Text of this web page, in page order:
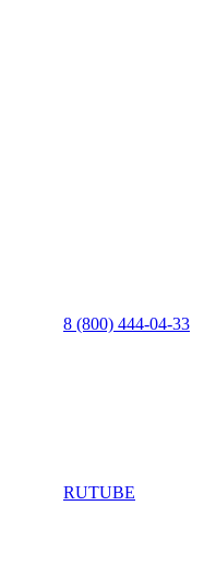
8 (800) 444-04-33
RUTUBE